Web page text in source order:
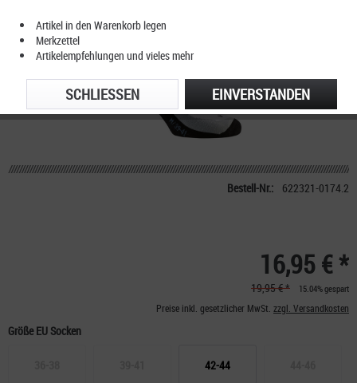
Bestell-Nr.: 622321-0174.2
16,95 € *
19,95 € * 15.04% gespart
Preise inkl. gesetzlicher MwSt. zzgl. Versandkosten
Größe EU Socken
42-44
Artikel in den Warenkorb legen
Merkzettel
Artikelempfehlungen und vieles mehr
EINVERSTANDEN
SCHLIESSEN